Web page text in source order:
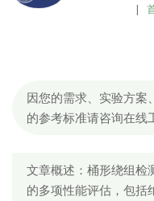
因您的需求、实验方案
的参考标准请咨询在线
文章概述：桶形绕组检
的多项性能评估，包括